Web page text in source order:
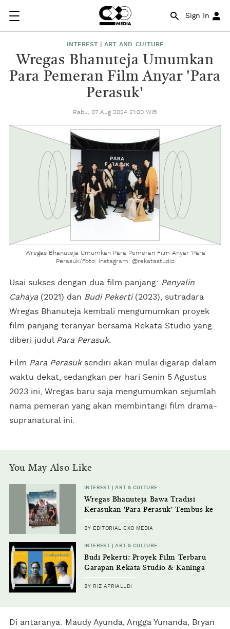
Sign In
INTEREST | ART-AND-CULTURE
Wregas Bhanuteja Umumkan
Para Pemeran Film Anyar 'Para
Perasuk'
Rabu, 07 Aug 2024 21:00 WIB
Wregas Bhanuteja Umumkan Para Pemeran Film Anyar 'Para
Perasuk'/Foto: Instagram: @rekatastudio
Usai sukses dengan dua film panjang: Penyalin
Cahaya (2021) dan Budi Pekerti(2023), sutradara
Wregas Bhanuteja kembali mengumumkan proyek
film panjang teranyar bersama Rekata Studio yang
diberi judul Para Perasuk.
Film Para Perasuksendiri akan mulai digarap dalam
waktu dekat, sedangkan per hari Senin 5 Agustus
2023 ini, Wregas baru saja mengumumkan sejumlah
nama pemeran yang akan membintangi film drama-
supranatural ini.
You May Also Like
INTEREST | ART & CULTURE
Wregas Bhanuteja Bawa Tradisi
Kerasukan 'Para Perasuk' Tembus ke
BY EDITORIAL CXO MEDIA
INTEREST | ART & CULTURE
Budi Pekerti: Proyek Film Terbaru
Garapan Rekata Studio & Kaninga
BY RIZ AFRIALLDI
Di antaranya: Maudy Ayunda, Angga Yunanda, Bryan